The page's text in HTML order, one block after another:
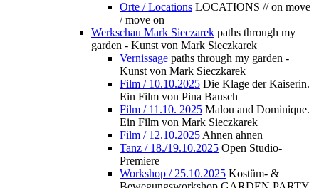
Orte / Locations LOCATIONS // on move
/ move on
Werkschau Mark Sieczarek paths through my
garden - Kunst von Mark Sieczkarek
Vernissage paths through my garden -
Kunst von Mark Sieczkarek
Film / 10.10.2025 Die Klage der Kaiserin.
Ein Film von Pina Bausch
Film / 11.10. 2025 Malou and Dominique.
Ein Film von Mark Sieczkarek
Film / 12.10.2025 Ahnen ahnen
Tanz / 18./19.10.2025 Open Studio-
Premiere
Workshop / 25.10.2025 Kostüm- &